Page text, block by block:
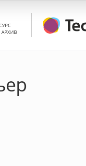
АРХИВ